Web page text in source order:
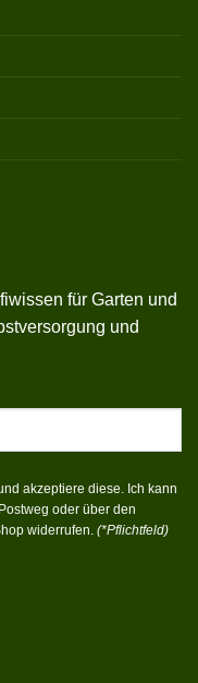
für Garten und
und
akzeptiere diese. Ich kann
oder über den
widerrufen. (*Pflichtfeld)